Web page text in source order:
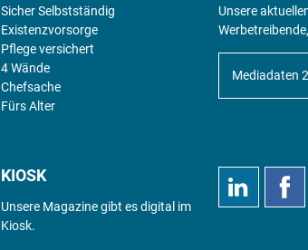
Sicher Selbstständig
Existenz­vorsorge
Pflege versichert
4 Wände
Chefsache
Fürs Alter
Unsere
Mediadaten
KIOSK
Unsere Magazine gibt es digital im
Kiosk.